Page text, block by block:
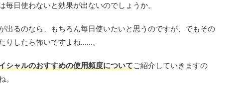
毎日使わないと効果が出ないのでしょうか。
出るのなら、もちろん毎日使いたいと思うのですが、でもその
りしたら怖いですよね……。
シャルのおすすめの使用頻度についてご紹介していきますの
。